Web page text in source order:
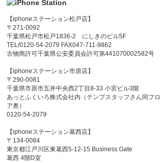
【iphoneステーション松戸店】
〒271-0092
千葉県松戸市松戸1836-2 にしきのビル5F
TEL/0120-54-2079 FAX047-711-9862
古物商許可千葉県公安委員会許可第441070002582号
【iphoneステーション市原店】
〒290-0081
千葉県市原市五井中央西2丁目8-33 小宮ビル3階
あっとふくいろ株式会社内（テンプスタッフさん同フロ
ア奥）
0120-54-2079
【iphoneステーション葛西店】
〒134-0084
東京都江戸川区東葛西5-12-15 Business Gate
葛西 4階D室